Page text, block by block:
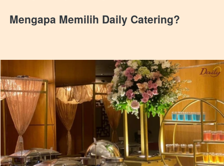
Mengapa Memilih Daily Catering?